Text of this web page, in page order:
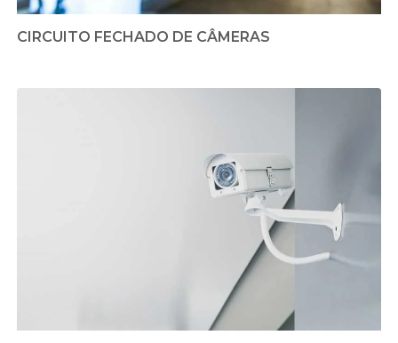
CIRCUITO FECHADO DE CÂMERAS